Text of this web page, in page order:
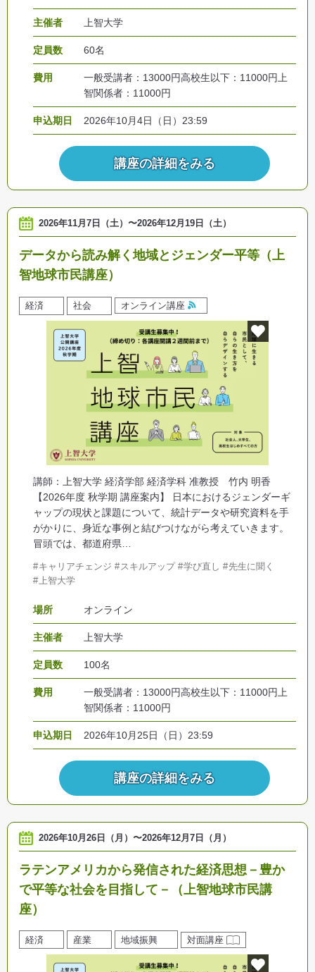
主催者 上智大学
定員数 60名
費用
一般受講者：13000円高校生以下：11000円上
智関係者：11000円
申込期日 2026年10月4日（日）23:59
講座の詳細をみる
2026年11月7日（土） 〜2026年12月19日（土）
データから読み解く地域とジェンダー平等（上
智地球市民講座）
経済 社会 オンライン講座
講師：上智大学 経済学部 経済学科 准教授 竹内 明香
【2026年度 秋学期 講座案内】 日本におけるジェンダーギ
ャップの現状と課題について、統計データや研究資料を手
がかりに、身近な事例と結びつけながら考えていきます。
冒頭では、都道府県…
キャリアチェンジ スキルアップ 学び直し
先生に聞く
上智大学
場所 オンライン
主催者 上智大学
定員数 100名
費用
一般受講者：13000円高校生以下：11000円上
智関係者：11000円
申込期日 2026年10月25日（日）23:59
講座の詳細をみる
2026年10月26日（月） 〜2026年12月7日（月）
ラテンアメリカから発信された経済思想－豊か
で平等な社会を目指して－（上智地球市民講
座）
経済 産業 地域振興 対面講座